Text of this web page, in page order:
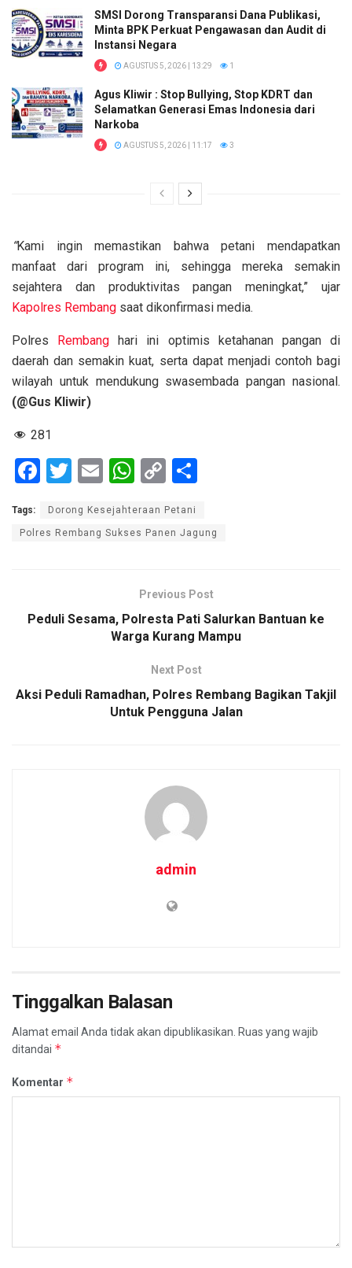
SMSI Dorong Transparansi Dana Publikasi,
Minta BPK Perkuat Pengawasan dan Audit di
Instansi Negara
AGUSTUS 5, 2026 | 13:29 1
Agus Kliwir : Stop Bullying, Stop KDRT dan
Selamatkan Generasi Emas Indonesia dari
Narkoba
AGUSTUS 5, 2026 | 11:17 3
“Kami ingin memastikan bahwa petani mendapatkan
manfaat dari program ini, sehingga mereka semakin
sejahtera dan produktivitas pangan meningkat,” ujar
Kapolres Rembang saat dikonfirmasi media.
Polres Rembang hari ini optimis ketahanan pangan di
daerah dan semakin kuat, serta dapat menjadi contoh bagi
wilayah untuk mendukung swasembada pangan nasional.
(@Gus Kliwir)
281
F
ce
b
k
T
tt
er
E
ail
W
at
s
p
p
C
py
Li
k
e
Tags: Dorong Kesejahteraan Petani
Polres Rembang Sukses Panen Jagung
Previous Post
Peduli Sesama, Polresta Pati Salurkan Bantuan ke
Warga Kurang Mampu
Next Post
Aksi Peduli Ramadhan, Polres Rembang Bagikan Takjil
Untuk Pengguna Jalan
admin
Tinggalkan Balasan
Alamat email Anda tidak akan dipublikasikan. Ruas yang wajib
ditandai *
Komentar *